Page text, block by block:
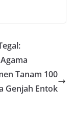
Tanam 100
Genjah Entok